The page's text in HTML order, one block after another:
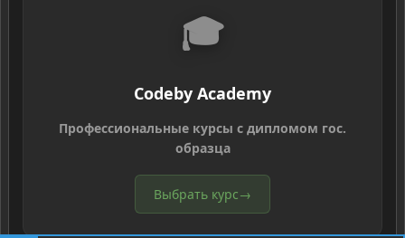
🎓
Codeby Academy
Профессиональные курсы с дипломом гос.
образца
Выбрать курс→